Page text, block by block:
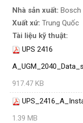
Nhà sản xuất: Bosch
Xuất xứ: Trung Quốc
Tài liệu kỹ thuật:
UPS 2416
917.47 KB
1.39 MB